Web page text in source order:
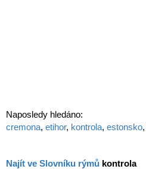
Naposledy hledáno:
cremona, etihor, kontrola, estonsko,
Najít ve Slovníku rýmů kontrola